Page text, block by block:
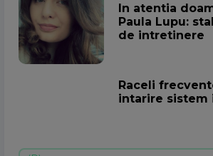
In atentia
Paula Lupu:
de intretinere
Raceli
intarire sistem